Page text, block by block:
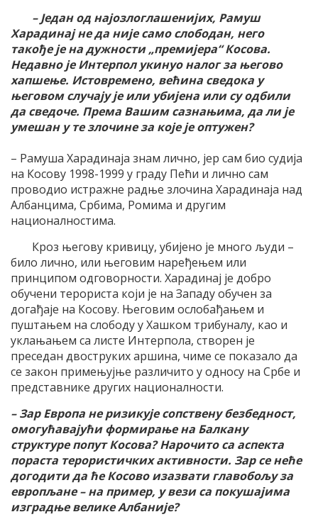
– Један од најозлоглашенијих, Рамуш
Харадинај не да није само слободан, него
такође је на дужности „премијера“ Косова.
Недавно је Интерпол укинуо налог за његово
хапшење. Истовремено, већина сведока у
његовом случају је или убијена или су одбили
да сведоче. Према Вашим сазнањима, да ли је
умешан у те злочине за које је оптужен?
– Рамуша Харадинаја знам лично, јер сам био судија
на Косову 1998-1999 у граду Пећи и лично сам
проводио истражне радње злочина Харадинаја над
Албанцима, Србима, Ромима и другим
националностима.
Кроз његову кривицу, убијено је много људи –
било лично, или његовим наређењем или
принципом одговорности. Харадинај је добро
обучени терориста који је на Западу обучен за
догађаје на Косову. Његовим ослобађањем и
пуштањем на слободу у Хашком трибуналу, као и
уклањањем са листе Интерпола, створен је
преседан двоструких аршина, чиме се показало да
се закон примењујње различито у односу на Србе и
представнике других националности.
– Зар Европа не ризикује сопствену безбедност,
омогућавајући формирање на Балкану
структуре попут Косова? Нарочито са аспекта
пораста терористичких активности. Зар се неће
догодити да ће Косово изазвати главобољу за
европљане – на пример, у вези са покушајима
изградње велике Албаније?